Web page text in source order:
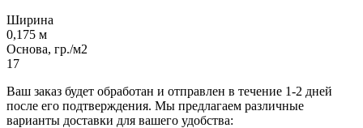
Ширина
0,175 м
Основа, гр./м2
17
Ваш заказ будет обработан и отправлен в течение 1-2 дней
после его подтверждения. Мы предлагаем различные
варианты доставки для вашего удобства: